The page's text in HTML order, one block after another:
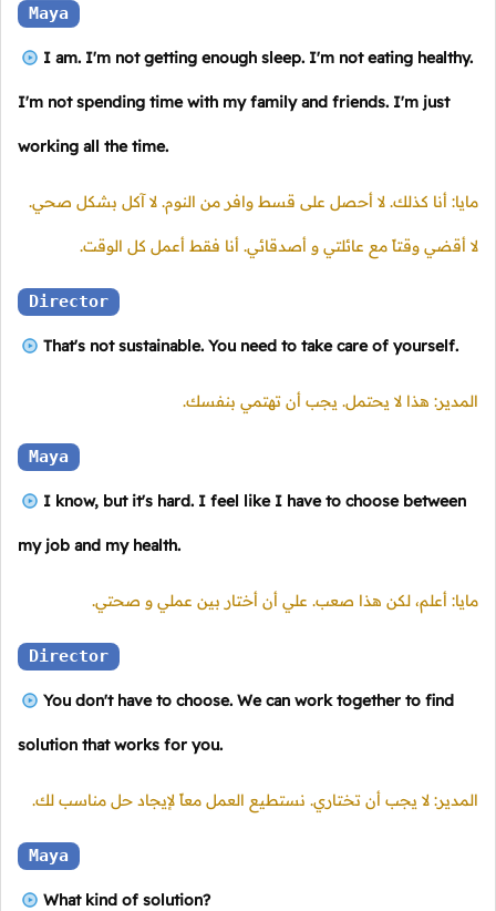
Maya
I am. I'm not getting enough sleep. I'm not eating healthy.
I'm not spending time with my family and friends. I'm just
working all the time.
مايا: أنا كذلك. لا أحصل على قسط وافر من النوم. لا آكل بشكل صحي.
لا أقضي وقتاً مع عائلتي و أصدقائي. أنا فقط أعمل كل الوقت.
Director
That's not sustainable. You need to take care of yourself.
المدير: هذا لا يحتمل. يجب أن تهتمي بنفسك.
Maya
I know, but it's hard. I feel like I have to choose between
my job and my health.
مايا: أعلم، لكن هذا صعب. علي أن أختار بين عملي و صحتي.
Director
You don't have to choose. We can work together to find
solution that works for you.
المدير: لا يجب أن تختاري. نستطيع العمل معاً لإيجاد حل مناسب لك.
Maya
What kind of solution?